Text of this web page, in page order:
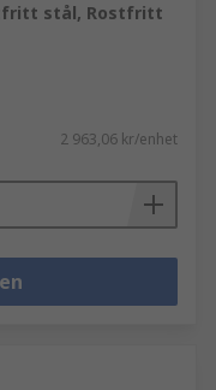
stål, Rostfritt
2 963,06 kr/enhet